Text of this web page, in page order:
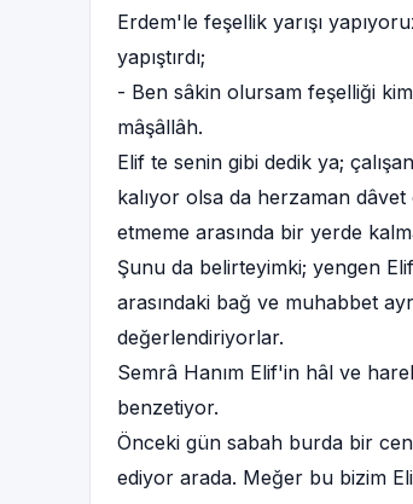
Erdem'le feşellik yarışı
yapıştırdı;
- Ben sâkin olursam feşelliği
mâşâllâh.
Elif te senin gibi dedik ya;
kalıyor olsa da herzaman
etmeme arasında bir yerde
Şunu da belirteyimki; yengen
arasındaki bağ ve muhabbet
değerlendiriyorlar.
Semrâ Hanım Elif'in hâl ve
benzetiyor.
Önceki gün sabah burda bir
ediyor arada. Meğer bu bizim